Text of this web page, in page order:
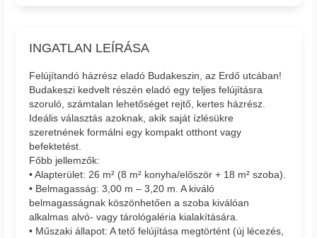
INGATLAN LEÍRÁSA
Felújítandó házrész eladó Budakeszin, az Erdő utcában!
Budakeszi kedvelt részén eladó egy teljes felújításra
szoruló, számtalan lehetőséget rejtő, kertes házrész.
Ideális választás azoknak, akik saját ízlésükre
szeretnének formálni egy kompakt otthont vagy
befektetést.
Főbb jellemzők:
• Alapterület: 26 m² (8 m² konyha/először + 18 m² szoba).
• Belmagasság: 3,00 m – 3,20 m. A kiváló
belmagasságnak köszönhetően a szoba kiválóan
alkalmas alvó- vagy tárológaléria kialakítására.
• Műszaki állapot: A tető felújítása megtörtént (új lécezés,